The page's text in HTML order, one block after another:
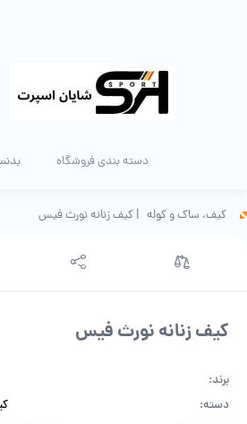
دسته بندی فروشگاه
کیف، ساک و کوله | کیف زنانه نورث فیس
کیف زنانه نورث فیس
برند:
دسته: